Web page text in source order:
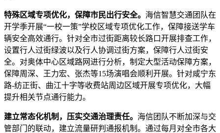
特殊区域专项优化，保障市民出行安全。 海信智慧交通团队在
开学季开展“一校一策”学校区域专项优化工作，保障接送学车
辆安全高效通行。针对全市过街距离较长路口开展排查工作，
设置行人过街绿波以及行人协调过街方案，保障行人过街安
全。对奥体中心区域路网进行分析，制定大型活动保障方案，
保障周深、王力宏、张杰等15场演唱会顺利开展。针对咸宁东
路-纺正街、曲江十字等收费站周边区域开展专项优化，大幅
提升相关节点通行能力。
建立常态化机制，压实交通治理责任。 海信团队不断加深与交
管部门的联动，建立流量研判通报机制。通过每月对全市各大